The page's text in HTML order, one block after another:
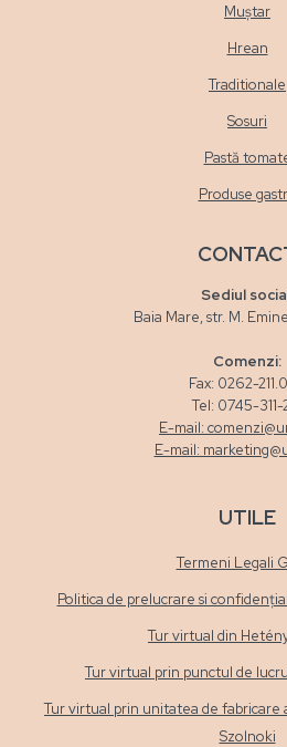
Muștar
Hrean
Traditionale
Sosuri
Pastă
Produse
Sediul
Baia Mare, str. M.
Comenzi:
Fax: 0262-
Tel: 0745-311-
E-mail:
E-mail:
UTILE
Termeni Legali
Politica de prelucrare si
Tur virtual din
Tur virtual prin punctul de
Tur virtual prin unitatea de fabricare
Szolnoki